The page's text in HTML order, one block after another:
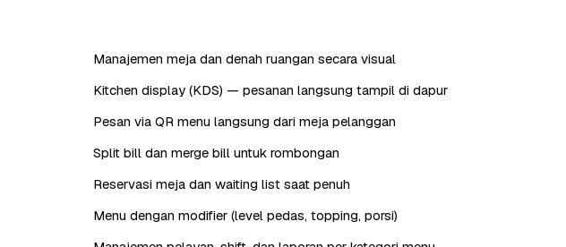
Manajemen meja dan denah ruangan secara visual
Kitchen display (KDS) — pesanan langsung tampil di dapur
Pesan via QR menu langsung dari meja pelanggan
Split bill dan merge bill untuk rombongan
Reservasi meja dan waiting list saat penuh
Menu dengan modifier (level pedas, topping, porsi)